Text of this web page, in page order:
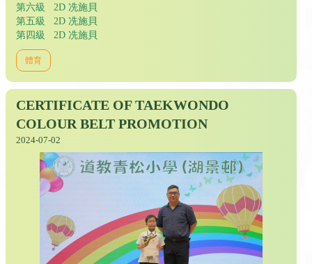
第六級 2D 冼施貝
第五級 2D 冼施貝
第四級 2D 冼施貝
體育
CERTIFICATE OF TAEKWONDO
COLOUR BELT PROMOTION
2024-07-02